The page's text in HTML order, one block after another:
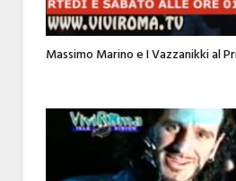
Massimo Marino e I Vazzanikki al